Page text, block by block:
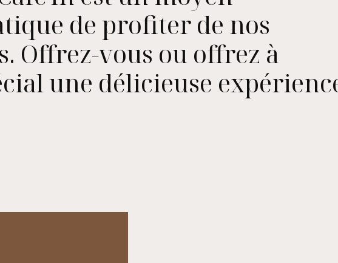
de profiter de nos
Offrez-vous ou offrez à
une délicieuse